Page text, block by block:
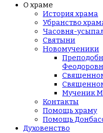
О храме
История храма
Убранство
Часовня-
Святыни
Новомученики
Мученик
Контакты
Помощь храму
Помощь
Духовенство